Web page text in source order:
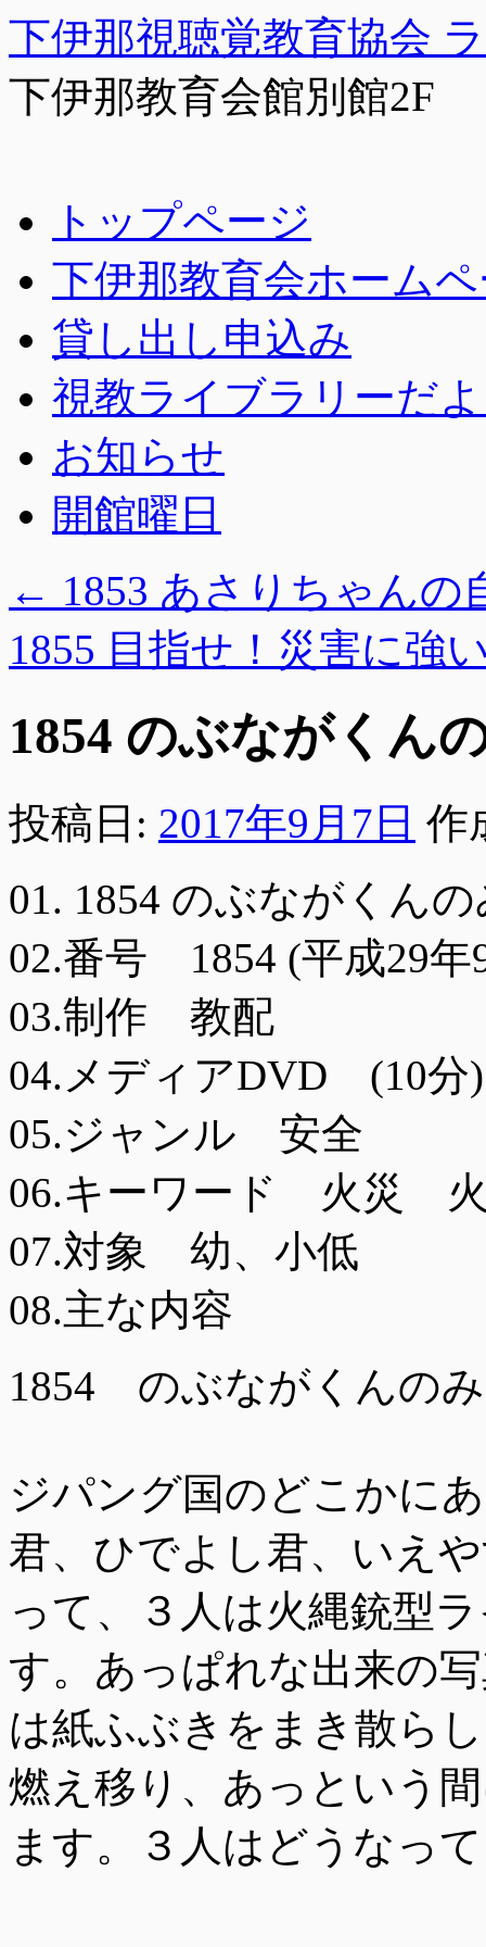
下伊那視聴覚教育協会
下伊那教育会館別館2F
ン
ツ
ス
プ
トップページ
下伊那教育会ホーム
貸し出し申込み
視教ライブラリーだ
お知らせ
開館曜日
← 1853 あさりちゃんの
1855 目指せ！災害に強
1854 のぶながくん
投稿日: 2017年9月7日 作
01. 1854 のぶながくん
02.番号 1854 (平成29年
03.制作 教配
04.メディアDVD (10分)
05.ジャンル 安全
06.キーワード 火災
07.対象 幼、小低
08.主な内容
1854 のぶながくんの
ジパング国のどこかに
君、ひでよし君、いえ
って、３人は火縄銃型
す。あっぱれな出来の
は紙ふぶきをまき散ら
燃え移り、あっという
ます。３人はどうなっ